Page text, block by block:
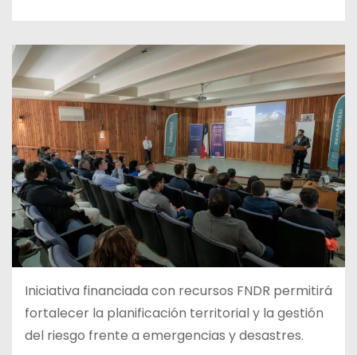
Iniciativa financiada con recursos FNDR permitirá
fortalecer la planificación territorial y la gestión
del riesgo frente a emergencias y desastres.